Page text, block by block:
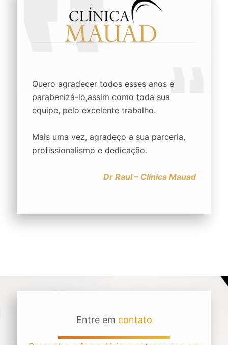
Quero agradecer todos esses anos e
parabenizá-lo,assim como toda sua
equipe, pelo excelente trabalho.
Mais uma vez, agradeço a sua parceria,
profissionalismo e dedicação.
Dr Raul – Clínica Mauad
Entre em contato